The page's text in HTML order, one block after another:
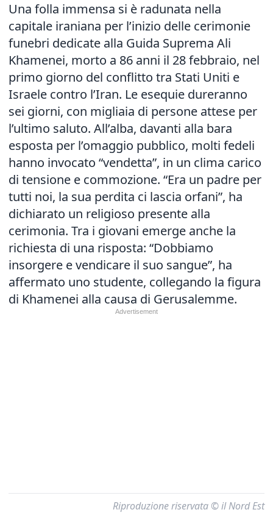
Una folla immensa si è radunata nella
capitale iraniana per l’inizio delle cerimonie
funebri dedicate alla Guida Suprema Ali
Khamenei, morto a 86 anni il 28 febbraio, nel
primo giorno del conflitto tra Stati Uniti e
Israele contro l’Iran. Le esequie dureranno
sei giorni, con migliaia di persone attese per
l’ultimo saluto. All’alba, davanti alla bara
esposta per l’omaggio pubblico, molti fedeli
hanno invocato “vendetta”, in un clima carico
di tensione e commozione. “Era un padre per
tutti noi, la sua perdita ci lascia orfani”, ha
dichiarato un religioso presente alla
cerimonia. Tra i giovani emerge anche la
richiesta di una risposta: “Dobbiamo
insorgere e vendicare il suo sangue”, ha
affermato uno studente, collegando la figura
di Khamenei alla causa di Gerusalemme.
Riproduzione riservata © il Nord Est